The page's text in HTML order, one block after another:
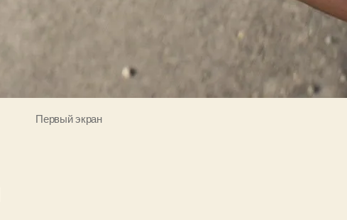
Первый экран